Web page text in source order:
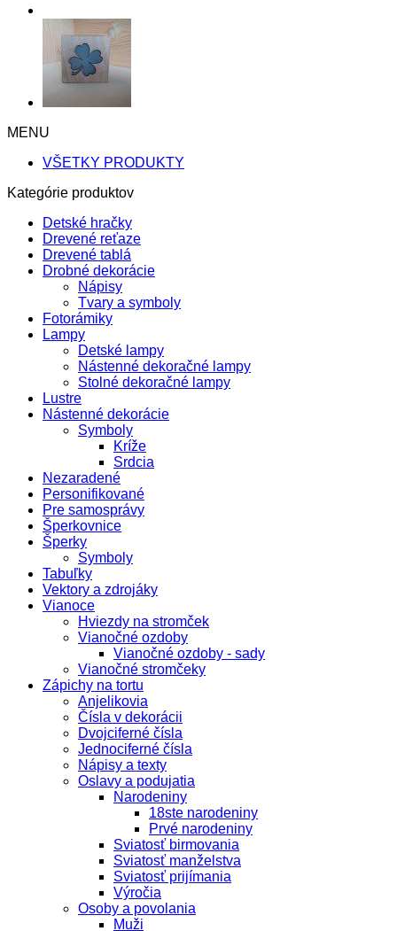
MENU
VŠETKY PRODUKTY
Kategórie produktov
Detské hračky
Drevené reťaze
Drevené tablá
Drobné dekorácie
Nápisy
Tvary a symboly
Fotorámiky
Lampy
Detské lampy
Nástenné dekoračné lampy
Stolné dekoračné lampy
Lustre
Nástenné dekorácie
Symboly
Kríže
Srdcia
Nezaradené
Personifikované
Pre samosprávy
Šperkovnice
Šperky
Symboly
Tabuľky
Vektory a zdrojáky
Vianoce
Hviezdy na stromček
Vianočné ozdoby
Vianočné ozdoby - sady
Vianočné stromčeky
Zápichy na tortu
Anjelikovia
Čísla v dekorácii
Dvojciferné čísla
Jednociferné čísla
Nápisy a texty
Oslavy a podujatia
Narodeniny
18ste narodeniny
Prvé narodeniny
Sviatosť birmovania
Sviatosť manželstva
Sviatosť prijímania
Výročia
Osoby a povolania
Muži